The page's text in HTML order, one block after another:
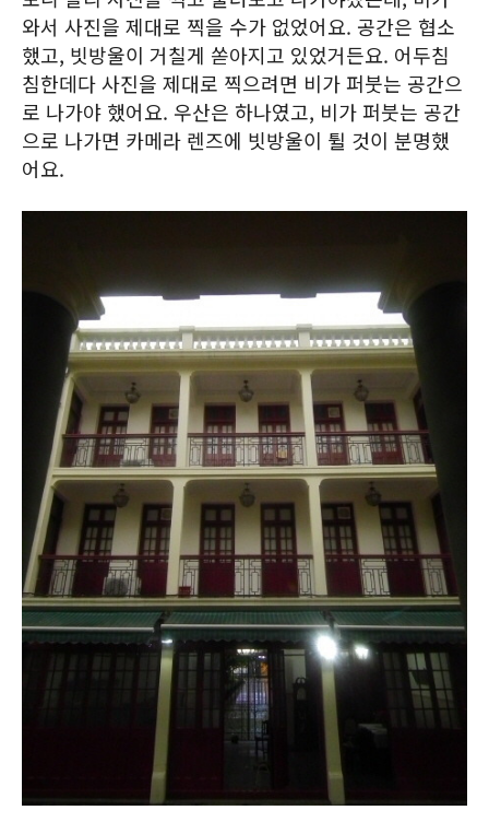
와서 사진을 제대로 찍을 수가 없었어요. 공간은 협소
했고, 빗방울이 거칠게 쏟아지고 있었거든요. 어두침
침한데다 사진을 제대로 찍으려면 비가 퍼붓는 공간으
로 나가야 했어요. 우산은 하나였고, 비가 퍼붓는 공간
으로 나가면 카메라 렌즈에 빗방울이 튈 것이 분명했
어요.